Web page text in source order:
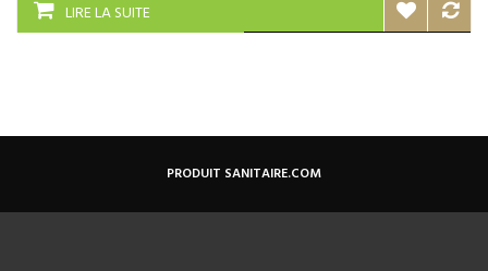
LIRE LA SUITE
PRODUIT SANITAIRE.COM